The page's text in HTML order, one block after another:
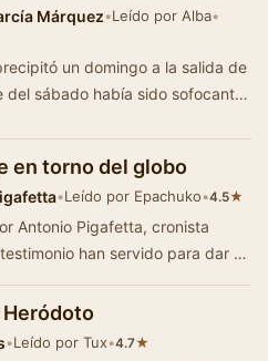
Márquez•Leído por Alba•
un domingo a la salida de
del sábado había sido sofocante.
en torno del globo
•Leído por Epachuko•4.5★
Antonio Pigafetta, cronista
han servido para dar a
•Leído por Tux•4.7★